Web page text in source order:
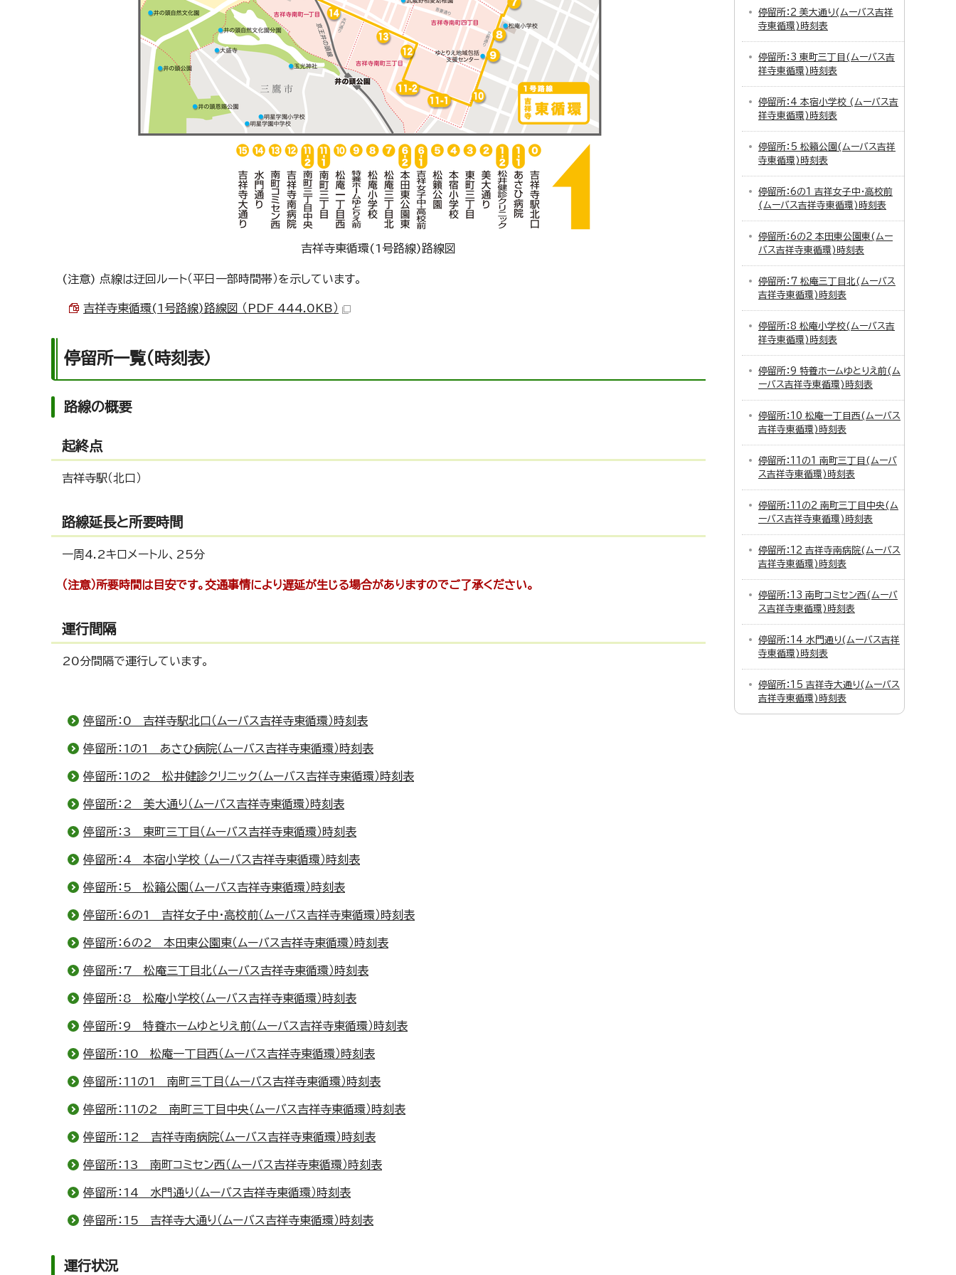
吉祥寺東循環(1号路線)路線図
(注意) 点線は迂回ルート（平日一部時間帯）を示しています。
吉祥寺東循環(1号路線)路線図 （PDF 444.0KB）
停留所一覧（時刻表）
路線の概要
起終点
吉祥寺駅（北口）
路線延長と所要時間
一周4.2キロメートル、25分
（注意）所要時間は目安です。交通事情により遅延が生じる場合がありますのでご了承ください。
運行間隔
20分間隔で運行しています。
停留所：0 吉祥寺駅北口（ムーバス吉祥寺東循環）時刻表
停留所：1の1 あさひ病院（ムーバス吉祥寺東循環）時刻表
停留所：1の2 松井健診クリニック（ムーバス吉祥寺東循環）時刻表
停留所：2 美大通り（ムーバス吉祥寺東循環）時刻表
停留所：3 東町三丁目（ムーバス吉祥寺東循環）時刻表
停留所：4 本宿小学校 （ムーバス吉祥寺東循環）時刻表
停留所：5 松籟公園（ムーバス吉祥寺東循環）時刻表
停留所：6の1 吉祥女子中・高校前（ムーバス吉祥寺東循環）時刻表
停留所：6の2 本田東公園東（ムーバス吉祥寺東循環）時刻表
停留所：7 松庵三丁目北（ムーバス吉祥寺東循環）時刻表
停留所：8 松庵小学校（ムーバス吉祥寺東循環）時刻表
停留所：9 特養ホームゆとりえ前（ムーバス吉祥寺東循環）時刻表
停留所：10 松庵一丁目西（ムーバス吉祥寺東循環）時刻表
停留所：11の1 南町三丁目（ムーバス吉祥寺東循環）時刻表
停留所：11の2 南町三丁目中央（ムーバス吉祥寺東循環）時刻表
停留所：12 吉祥寺南病院（ムーバス吉祥寺東循環）時刻表
停留所：13 南町コミセン西（ムーバス吉祥寺東循環）時刻表
停留所：14 水門通り（ムーバス吉祥寺東循環）時刻表
停留所：15 吉祥寺大通り（ムーバス吉祥寺東循環）時刻表
運行状況
停留所：2 美大通り(ムーバス吉祥
寺東循環)時刻表
停留所：3 東町三丁目(ムーバス吉
祥寺東循環)時刻表
停留所：4 本宿小学校 (ムーバス吉
祥寺東循環)時刻表
停留所：5 松籟公園(ムーバス吉祥
寺東循環)時刻表
停留所：6の1 吉祥女子中・高校前
(ムーバス吉祥寺東循環)時刻表
停留所：6の2 本田東公園東(ムー
バス吉祥寺東循環)時刻表
停留所：7 松庵三丁目北(ムーバス
吉祥寺東循環)時刻表
停留所：8 松庵小学校(ムーバス吉
祥寺東循環)時刻表
停留所：9 特養ホームゆとりえ前(ム
ーバス吉祥寺東循環)時刻表
停留所：10 松庵一丁目西(ムーバス
吉祥寺東循環)時刻表
停留所：11の1 南町三丁目(ムーバ
ス吉祥寺東循環)時刻表
停留所：11の2 南町三丁目中央(ム
ーバス吉祥寺東循環)時刻表
停留所：12 吉祥寺南病院(ムーバス
吉祥寺東循環)時刻表
停留所：13 南町コミセン西(ムーバ
ス吉祥寺東循環)時刻表
停留所：14 水門通り(ムーバス吉祥
寺東循環)時刻表
停留所：15 吉祥寺大通り(ムーバス
吉祥寺東循環)時刻表